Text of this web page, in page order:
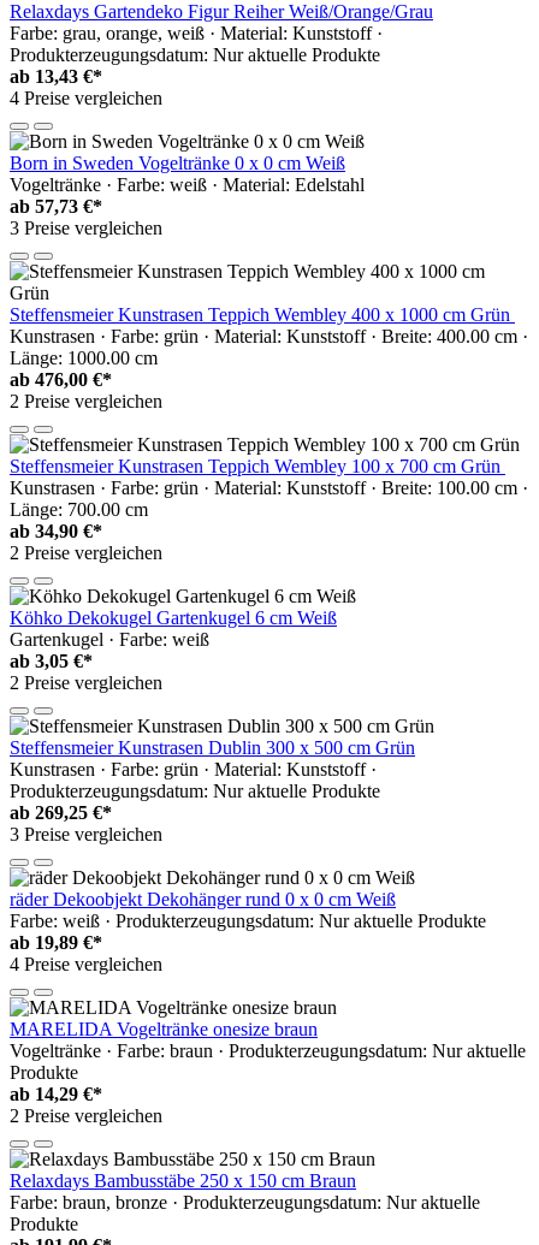
Relaxdays Gartendeko Figur Reiher Weiß/Orange/Grau
Farbe: grau, orange, weiß · Material: Kunststoff ·
Produkterzeugungsdatum: Nur aktuelle Produkte
ab 13,43 €*
4 Preise vergleichen
Born in Sweden Vogeltränke 0 x 0 cm Weiß
Vogeltränke · Farbe: weiß · Material: Edelstahl
ab 57,73 €*
3 Preise vergleichen
Steffensmeier Kunstrasen Teppich Wembley 400 x 1000 cm Grün
Kunstrasen · Farbe: grün · Material: Kunststoff · Breite: 400.00 cm ·
Länge: 1000.00 cm
ab 476,00 €*
2 Preise vergleichen
Steffensmeier Kunstrasen Teppich Wembley 100 x 700 cm Grün
Kunstrasen · Farbe: grün · Material: Kunststoff · Breite: 100.00 cm ·
Länge: 700.00 cm
ab 34,90 €*
2 Preise vergleichen
Köhko Dekokugel Gartenkugel 6 cm Weiß
Gartenkugel · Farbe: weiß
ab 3,05 €*
2 Preise vergleichen
Steffensmeier Kunstrasen Dublin 300 x 500 cm Grün
Kunstrasen · Farbe: grün · Material: Kunststoff ·
Produkterzeugungsdatum: Nur aktuelle Produkte
ab 269,25 €*
3 Preise vergleichen
räder Dekoobjekt Dekohänger rund 0 x 0 cm Weiß
Farbe: weiß · Produkterzeugungsdatum: Nur aktuelle Produkte
ab 19,89 €*
4 Preise vergleichen
MARELIDA Vogeltränke onesize braun
Vogeltränke · Farbe: braun · Produkterzeugungsdatum: Nur aktuelle
Produkte
ab 14,29 €*
2 Preise vergleichen
Relaxdays Bambusstäbe 250 x 150 cm Braun
Farbe: braun, bronze · Produkterzeugungsdatum: Nur aktuelle
Produkte